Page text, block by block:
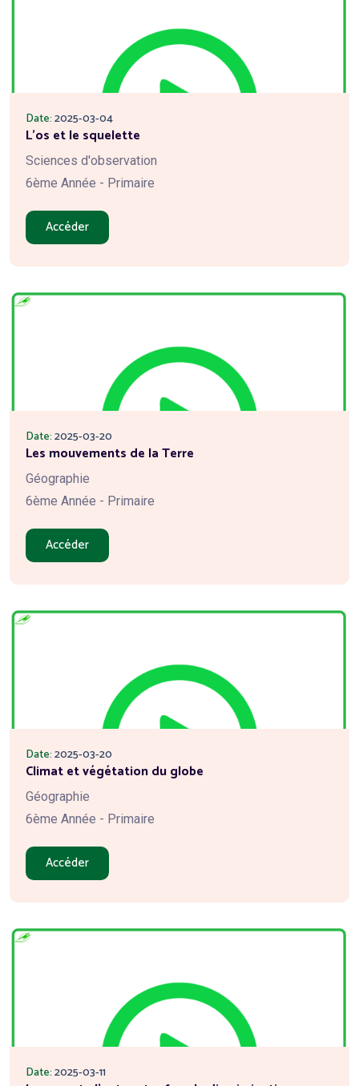
Date:2025-03-04
L'os et le squelette
Sciences d'observation
6ème Année - Primaire
Accéder
Date:2025-03-20
Les mouvements de la Terre
Géographie
6ème Année - Primaire
Accéder
Date:2025-03-20
Climat et végétation du globe
Géographie
6ème Année - Primaire
Accéder
Date:2025-03-11